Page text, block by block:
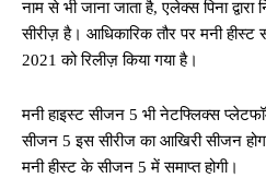
नाम से भी जाना जाता है, एलेक्स पिना द्वारा
सीरीज़ है। आधिकारिक तौर पर मनी हीस्ट
2021 को रिलीज़ किया गया है।
मनी हाइस्ट सीजन 5 भी नेटफ्लिक्स
सीजन 5 इस सीरीज का आखिरी सीजन
मनी हीस्ट के सीजन 5 में समाप्त होगी।